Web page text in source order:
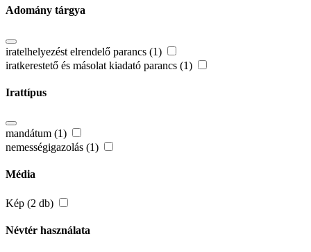
Adomány tárgya
iratelhelyezést elrendelő parancs (1)
iratkerestető és másolat kiadató parancs (1)
Irattípus
mandátum (1)
nemességigazolás (1)
Média
Kép (2 db)
Névtér használata